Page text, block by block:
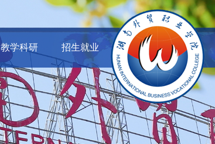
教学科研 招生就业